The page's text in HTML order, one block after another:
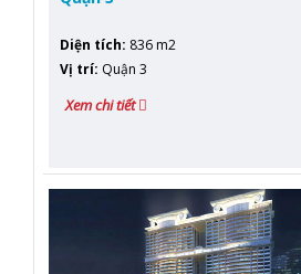
Diện tích: 836 m2
Vị trí: Quận 3
Xem chi tiết